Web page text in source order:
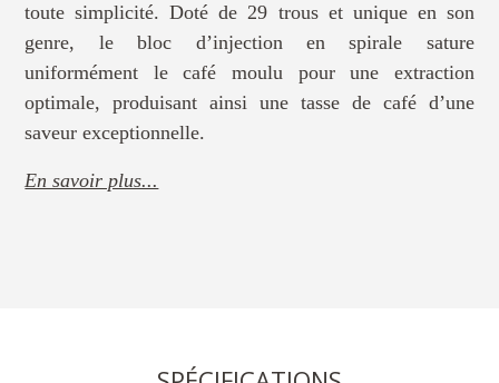
toute simplicité. Doté de 29 trous et unique en son
genre, le bloc d’injection en spirale sature
uniformément le café moulu pour une extraction
optimale, produisant ainsi une tasse de café d’une
saveur exceptionnelle.
En savoir plus...